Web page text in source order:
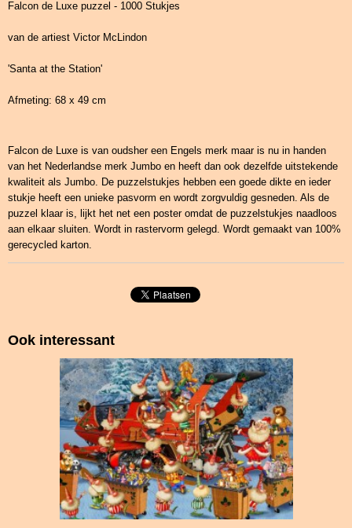
Falcon de Luxe puzzel - 1000 Stukjes
van de artiest Victor McLindon
'Santa at the Station'
Afmeting: 68 x 49 cm
Falcon de Luxe is van oudsher een Engels merk maar is nu in handen
van het Nederlandse merk Jumbo en heeft dan ook dezelfde uitstekende
kwaliteit als Jumbo. De puzzelstukjes hebben een goede dikte en ieder
stukje heeft een unieke pasvorm en wordt zorgvuldig gesneden. Als de
puzzel klaar is, lijkt het net een poster omdat de puzzelstukjes naadloos
aan elkaar sluiten. Wordt in rastervorm gelegd. Wordt gemaakt van 100%
gerecycled karton.
Ook interessant